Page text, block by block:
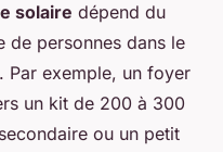
solaire dépend du
de personnes dans le
Par exemple, un foyer
un kit de 200 à 300
ou un petit